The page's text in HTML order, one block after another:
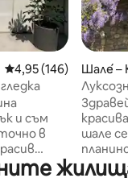
Средна оценка: 4,95
4,95 (146)
и съм
в
в
Шале́ –
връх,
Здравейте! Добре
шале